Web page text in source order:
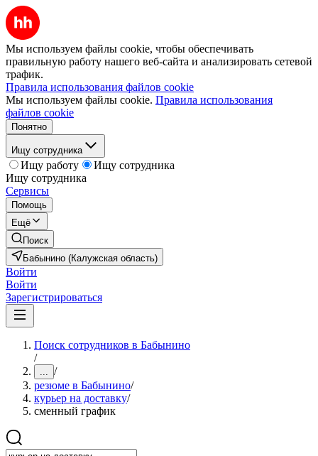
Мы используем файлы cookie, чтобы обеспечивать
правильную работу нашего веб-сайта и анализировать сетевой
трафик.
Правила использования файлов cookie
Мы используем файлы cookie. Правила использования
файлов cookie
Понятно
Ищу сотрудника
Ищу работу
Ищу сотрудника
Ищу сотрудника
Сервисы
Помощь
Ещё
Поиск
Бабынино (Калужская область)
Войти
Войти
Зарегистрироваться
Поиск сотрудников в Бабынино
/
... /
резюме в Бабынино/
курьер на доставку/
сменный график